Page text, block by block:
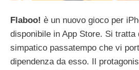
Flaboo! è un nuovo gioco per
disponibile in App Store. Si tratta
simpatico passatempo che vi
dipendenza da esso. Il